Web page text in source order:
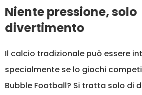
Niente pressione, solo
divertimento
Il calcio tradizionale può essere
specialmente se lo giochi
Bubble Football? Si tratta solo di